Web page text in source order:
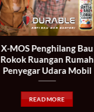
X-MOS Penghilang Bau
Rokok Ruangan Rumah
Penyegar Udara Mobil
READ MORE